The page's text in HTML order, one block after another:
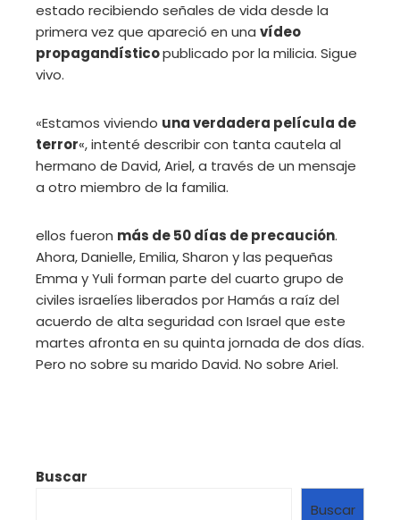
estado recibiendo señales de vida desde la
primera vez que apareció en una vídeo
propagandísticopublicado por la milicia. Sigue
vivo.
«Estamos viviendo una verdadera película de
terror«, intenté describir con tanta cautela al
hermano de David, Ariel, a través de un mensaje
a otro miembro de la familia.
ellos fueron más de 50 días de precaución.
Ahora, Danielle, Emilia, Sharon y las pequeñas
Emma y Yuli forman parte del cuarto grupo de
civiles israelíes liberados por Hamás a raíz del
acuerdo de alta seguridad con Israel que este
martes afronta en su quinta jornada de dos días.
Pero no sobre su marido David. No sobre Ariel.
Buscar
Buscar